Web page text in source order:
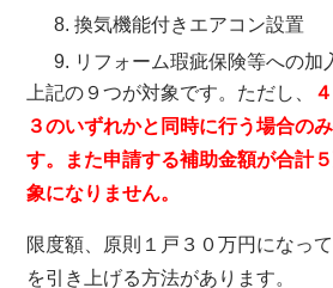
換気機能付きエアコン設置
リフォーム瑕疵保険等への加
上記の９つが対象です。ただし、
３のいずれかと同時に行う場合の
す。また申請する補助金額が合計
象になりません。
限度額、原則１戸３０万円になっ
を引き上げる方法があります。